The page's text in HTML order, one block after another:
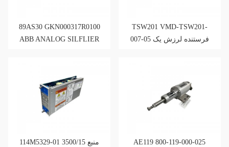
89AS30 GKN000317R0100
ABB ANALOG SILFLIER
TSW201 VMD-TSW201-
007-05 فرستنده لرزش یک
114M5329-01 3500/15 منبع
AE119 800-119-000-025